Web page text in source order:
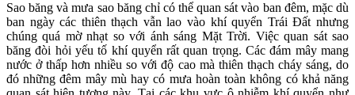
Sao băng và mưa sao băng chỉ có thể quan sát vào ban đêm, mặc dù
ban ngày các thiên thạch vẫn lao vào khí quyển Trái Đất nhưng
chúng quá mờ nhạt so với ánh sáng Mặt Trời. Việc quan sát sao
băng đòi hỏi yếu tố khí quyển rất quan trọng. Các đám mây mang
nước ở thấp hơn nhiều so với độ cao mà thiên thạch cháy sáng, do
đó những đêm mây mù hay có mưa hoàn toàn không có khả năng